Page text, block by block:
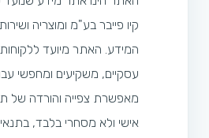
קיו פייבר בע"מ ומוצריה
המידע. האתר מיועד ללקוחות
עסקיים, משקיעים ומחפשי
מאפשרת צפייה והורדה של
אישי ולא מסחרי בלבד,